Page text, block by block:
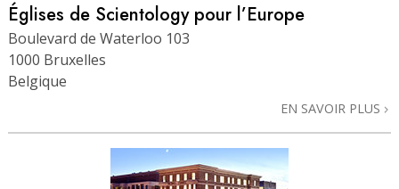
Églises de Scientology pour l’Europe
Boulevard de Waterloo 103
1000 Bruxelles
Belgique
EN SAVOIR PLUS